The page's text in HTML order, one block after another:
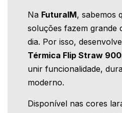
Na FuturaIM, sabemos
soluções fazem grande
dia. Por isso,
Térmica Flip Straw
unir funcionalidade,
moderno.
Disponível nas cores